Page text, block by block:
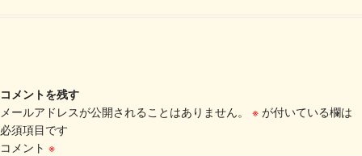
コメントを残す
メールアドレスが公開されることはありません。
※ が付いている欄は
必須項目です
コメント ※